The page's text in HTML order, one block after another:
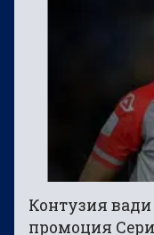
Контузия
промоция